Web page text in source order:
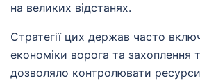
на великих відстанях.
Стратегії цих держав часто
економіки ворога та захоплення
дозволяло контролювати